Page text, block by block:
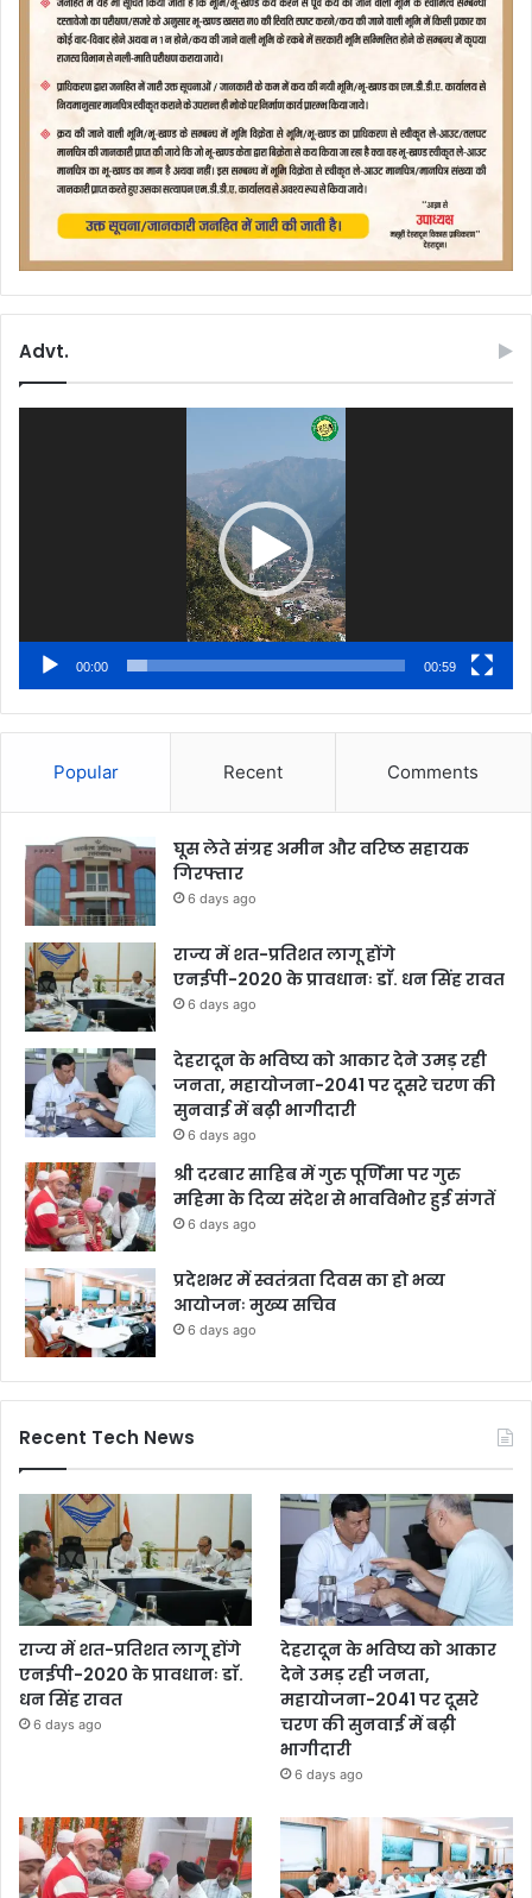
Advt.
00:00 00:59
Popular Recent Comments
घूस लेते संग्रह अमीन और वरिष्ठ सहायक
गिरफ्तार
6 days ago
राज्य में शत-प्रतिशत लागू होंगे
एनईपी-2020 के प्रावधानः डाॅ. धन सिंह रावत
6 days ago
देहरादून के भविष्य को आकार देने उमड़ रही
जनता, महायोजना-2041 पर दूसरे चरण की
सुनवाई में बढ़ी भागीदारी
6 days ago
श्री दरबार साहिब में गुरु पूर्णिमा पर गुरु
महिमा के दिव्य संदेश से भावविभोर हुई संगतें
6 days ago
प्रदेशभर में स्वतंत्रता दिवस का हो भव्य
आयोजनः मुख्य सचिव
6 days ago
Recent Tech News
राज्य में शत-प्रतिशत लागू होंगे
एनईपी-2020 के प्रावधानः डाॅ.
धन सिंह रावत
6 days ago
देहरादून के भविष्य को आकार
देने उमड़ रही जनता,
महायोजना-2041 पर दूसरे
चरण की सुनवाई में बढ़ी
भागीदारी
6 days ago